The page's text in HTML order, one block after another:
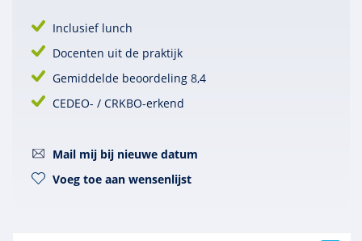
Inclusief lunch
Docenten uit de praktijk
Gemiddelde beoordeling 8,4
CEDEO- / CRKBO-erkend
Mail mij bij nieuwe datum
Voeg toe aan wensenlijst